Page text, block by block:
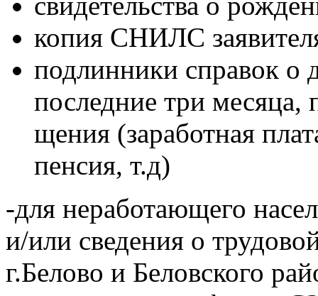
копия СНИЛС
подлинники справок о
последние три
щения (заработная
пенсия, т.д)
-для неработающего
и/или сведения о
г.Белово и Беловского